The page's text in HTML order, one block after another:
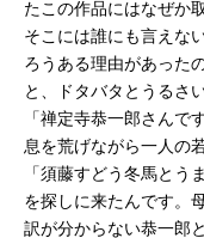
たこの作品にはなぜか
そこには誰にも言えな
ろうある理由があったの
と、ドタバタとうるさ
「禅定寺恭一郎さんで
息を荒げながら一人の
「須藤すどう冬馬とう
を探しに来たんです。
訳が分からない恭一郎